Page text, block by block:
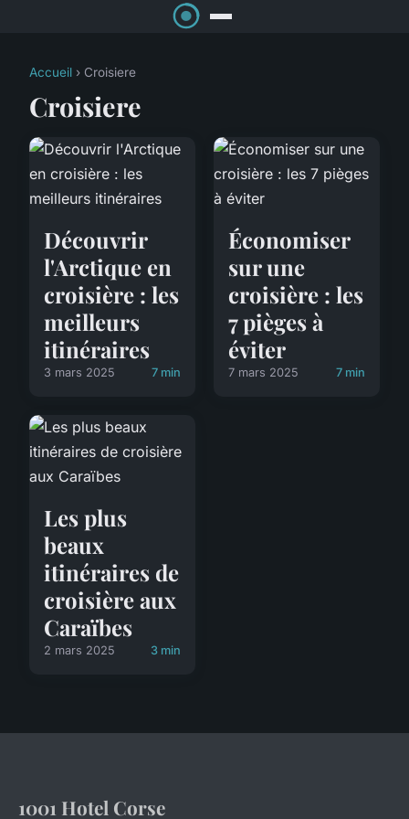
Accueil › Croisiere
Croisiere
Découvrir
l'Arctique en
croisière : les
meilleurs
itinéraires
3 mars 2025 7 min
Économiser
sur une
croisière : les
7 pièges à
éviter
7 mars 2025 7 min
Les plus
beaux
itinéraires de
croisière aux
Caraïbes
2 mars 2025 3 min
1001 Hotel Corse